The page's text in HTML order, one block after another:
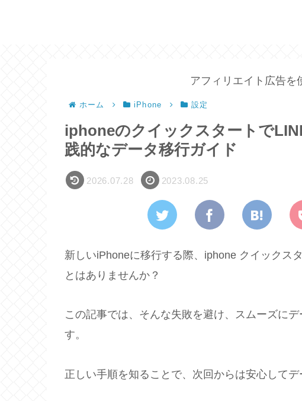
アフィリエイト広告を
ホーム iPhone 設定
iphoneのクイックスタートで
践的なデータ移行ガイド
2026.07.28 2023.08.25
新しいiPhoneに移行する際、iphone クイックス
とはありませんか？
この記事では、そんな失敗を避け、スムーズに
す。
正しい手順を知ることで、次回からは安心して